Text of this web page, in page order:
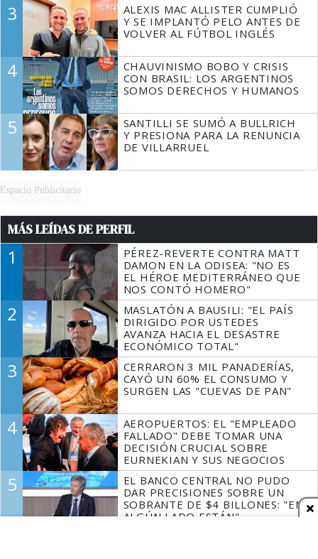
3
ALEXIS MAC ALLISTER CUMPLIÓ
Y SE IMPLANTÓ PELO ANTES DE
VOLVER AL FÚTBOL INGLÉS
4
CHAUVINISMO BOBO Y CRISIS
CON BRASIL: LOS ARGENTINOS
SOMOS DERECHOS Y HUMANOS
5
SANTILLI SE SUMÓ A BULLRICH
Y PRESIONA PARA LA RENUNCIA
DE VILLARRUEL
Espacio Publicitario
MÁS LEÍDAS DE PERFIL
1
PÉREZ-REVERTE CONTRA MATT
DAMON EN LA ODISEA: "NO ES
EL HÉROE MEDITERRÁNEO QUE
NOS CONTÓ HOMERO"
2
MASLATÓN A BAUSILI: "EL PAÍS
DIRIGIDO POR USTEDES
AVANZA HACIA EL DESASTRE
ECONÓMICO TOTAL"
3
CERRARON 3 MIL PANADERÍAS,
CAYÓ UN 60% EL CONSUMO Y
SURGEN LAS "CUEVAS DE PAN"
4
AEROPUERTOS: EL "EMPLEADO
FALLADO" DEBE TOMAR UNA
DECISIÓN CRUCIAL SOBRE
EURNEKIAN Y SUS NEGOCIOS
5
EL BANCO CENTRAL NO PUDO
DAR PRECISIONES SOBRE UN
SOBRANTE DE $4 BILLONES: "EN
ALGÚN LADO ESTÁN"